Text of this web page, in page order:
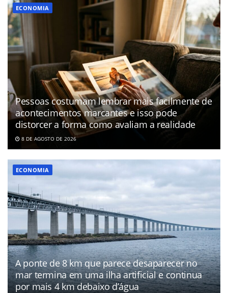
ECONOMIA
Pessoas costumam lembrar mais facilmente de
acontecimentos marcantes e isso pode
distorcer a forma como avaliam a realidade
8 DE AGOSTO DE 2026
ECONOMIA
A ponte de 8 km que parece desaparecer no
mar termina em uma ilha artificial e continua
por mais 4 km debaixo d’água